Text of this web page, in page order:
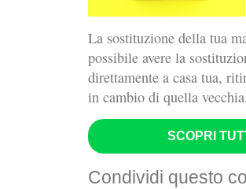
La sostituzione della tua
possibile avere la
direttamente a casa tua,
in cambio di quella
SCOPRI
Condividi questo